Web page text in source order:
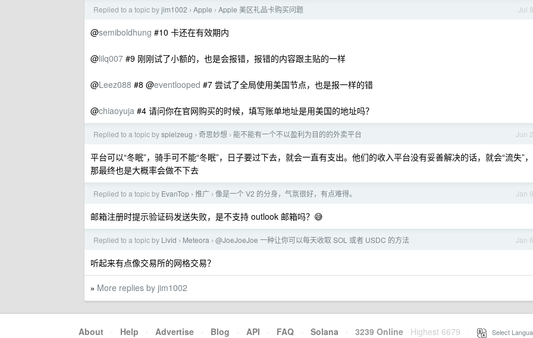
Jul 8
Replied to a topic byjim1002 › Apple › Apple 美区礼品卡购买问题
@semiboldhung #10 卡还在有效期内
@lilq007 #9 刚刚试了小额的，也是会报错，报错的内容跟主贴的一样
@Leez088 #8 @eventlooped #7 尝试了全局使用美国节点，也是报一样的错
@chiaoyuja #4 请问你在官网购买的时候，填写账单地址是用美国的地址吗？
Jun 2
Replied to a topic byspielzeug › 奇思妙想 › 能不能有一个不以盈利为目的的外卖平台
平台可以“冬眠”，骑手可不能“冬眠”，日子要过下去，就会一直有支出。他们的收入平台没有妥善解决的话，就会“流失”，
那最终也是大概率会做不下去
Jan 9
Replied to a topic by EvanTop › 推广 › 像是一个 V2 的分身，气氛很好，有点难得。
邮箱注册时提示验证码发送失败，是不支持 outlook 邮箱吗？😅
Jan 6
Replied to a topic by Livid › Meteora › @JoeJoeJoe 一种让你可以每天收取 SOL 或者 USDC 的方法
听起来有点像交易所的网格交易？
» More replies by jim1002
About · Help · Advertise · Blog · API · FAQ · Solana · 3239 Online Highest 6679 Select